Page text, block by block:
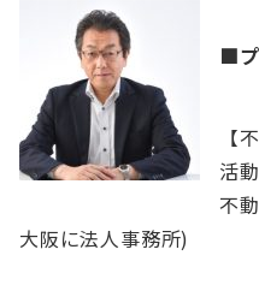
■
【
活動
不
大阪に法人事務所)